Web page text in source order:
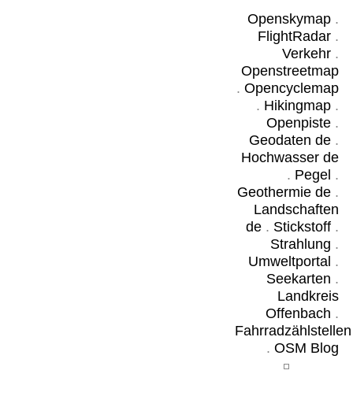
Openskymap.
FlightRadar.
Verkehr.
Openstreetmap
. Opencyclemap
. Hikingmap.
Openpiste.
Geodaten de.
Hochwasser de
. Pegel .
Geothermie de.
Landschaften
de. Stickstoff.
Strahlung .
Umweltportal .
Seekarten .
Landkreis
Offenbach .
Fahrradzählstellen
. OSM Blog